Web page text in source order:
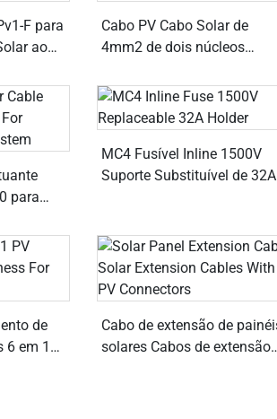
F para
ao
Cabo PV Cabo Solar de
4mm2 de dois núcleos
fotovoltaico
para
MC4 Fusível Inline 1500V
Suporte Substituível de 32A
de
em 1
Cabo de extensão de
solares Cabos de extensão